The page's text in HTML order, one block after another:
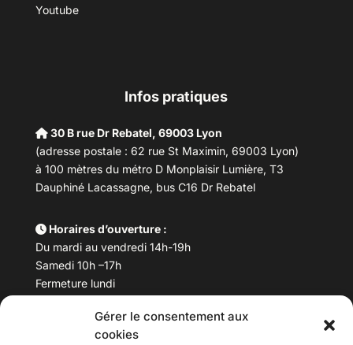
Gérer le consentement aux
cookies
Youtube
Infos pratiques
30 B rue Dr Rebatel, 69003 Lyon
(adresse postale : 62 rue St Maximin, 69003 Lyon)
à 100 mètres du métro D Monplaisir Lumière, T3
Dauphiné Lacassagne, bus C16 Dr Rebatel
Horaires d’ouverture :
Du mardi au vendredi 14h-19h
Samedi 10h –17h
Fermeture lundi
Téléphone : 04 78 53 06 40